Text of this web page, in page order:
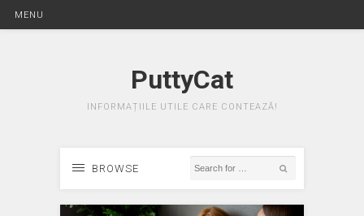
MENU
PuttyCat
INFORMAȚIILE UTILE CARE CONTEAZĂ!
BROWSE